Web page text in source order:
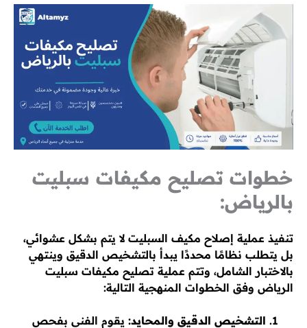
خطوات تصليح مكيفات سبليت
بالرياض:
تنفيذ عملية إصلاح مكيف السبليت لا يتم بشكل عشوائي،
بل يتطلب نظامًا محددًا يبدأ بالتشخيص الدقيق وينتهي
بالاختبار الشامل، وتتم عملية تصليح مكيفات سبليت
الرياض وفق الخطوات المنهجية التالية:
التشخيص الدقيق والمحايد: يقوم الفني بفحص